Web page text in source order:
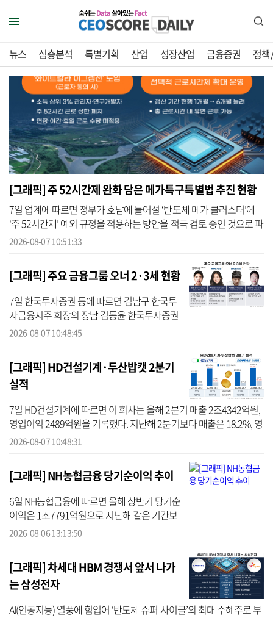
숨쉬는Data살아있는Fact
뉴스 심층분석 특별기획 산업 성장산업 금융증권 정
[그래픽] 주 52시간제 완화 담은 메가특구특별법 추진 현황
7일 업계에 따르면 정부가 호남에 들어설 ‘반도체 메가 클러스터’에
‘주 52시간제’ 예외 규정을 적용하는 방안을 적극 검토 중인 것으로 파
악됐다. 이에 따라, 그간 국내 반도체 업계의 염원이었던 주 52시간제
2026-08-07 10:51:33
[그래픽] 주요 금융그룹 오너 2·3세 현황
7일 한국투자증권 등에 따르면 김남구 한국투
자금융지주 회장의 장남 김동윤 한국투자증권
미국법인 대리는 지난 4일 한국투자증권 경영
2026-08-07 10:48:45
[그래픽] HD건설기계·두산밥캣 2분기
실적
7일 HD건설기계에 따르면 이 회사는 올해 2분기 매출 2조4342억원,
영업이익 2489억원을 기록했다. 지난해 2분기보다 매출은 18.2%, 영
업이익은 91.9% 늘었다. 영업이익률은 10.2%로 두 자릿수에 진입했
2026-08-07 10:48:31
[그래픽] NH농협금융 당기순이익 추이
6일 NH농협금융에 따르면 올해 상반기 당기순
이익은 1조7791억원으로 지난해 같은 기간보
다 9.2% 증가했다. 반기 기준으로는 역대 최대
2026-08-06 13:13:50
[그래픽] 차세대 HBM 경쟁서 앞서 나가
는 삼성전자
AI(인공지능) 열풍에 힘입어 ‘반도체 슈퍼 사이클’의 최대 수혜주로 부